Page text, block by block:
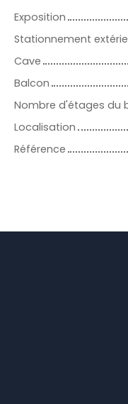
Exposition
Stationnement
Cave
Balcon
Nombre d'étages du
Localisation
Référence